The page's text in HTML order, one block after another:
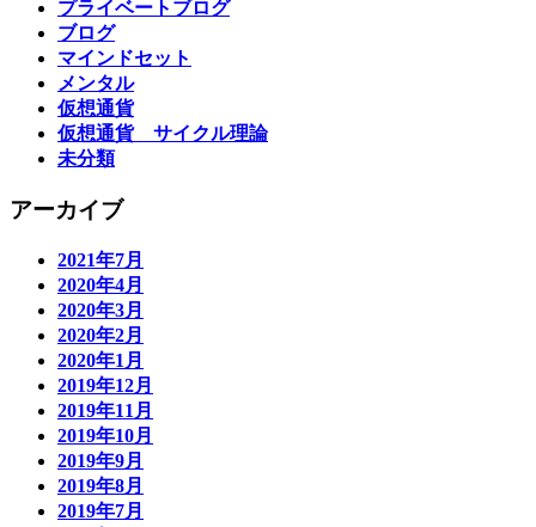
プライベートブログ
ブログ
マインドセット
メンタル
仮想通貨
仮想通貨 サイクル理論
未分類
アーカイブ
2021年7月
2020年4月
2020年3月
2020年2月
2020年1月
2019年12月
2019年11月
2019年10月
2019年9月
2019年8月
2019年7月